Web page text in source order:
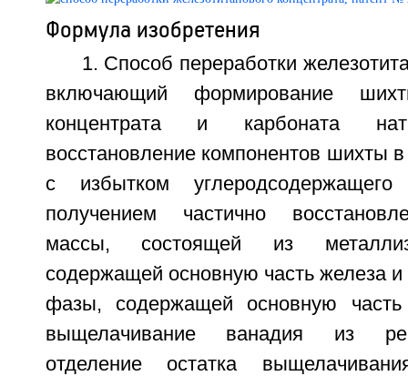
Формула изобретения
1. Способ переработки
включающий формирование
концентрата и карбоната
восстановление компонентов шихты в
с избытком углеродсодержащего
получением частично
массы, состоящей из
содержащей основную часть железа
фазы, содержащей основную
выщелачивание ванадия из
отделение остатка